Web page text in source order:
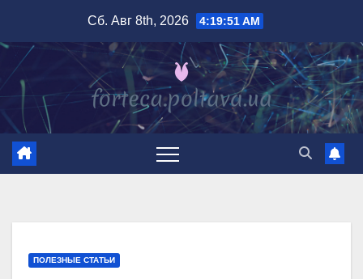
содержимому
Сб. Авг 8th, 2026 4:19:52 AM
ПОЛЕЗНЫЕ СТАТЬИ